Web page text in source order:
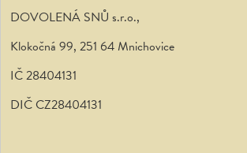
DOVOLENÁ SNŮ s.r.o.,
Klokočná 99, 251 64 Mnichovice
IČ 28404131
DIČ CZ28404131